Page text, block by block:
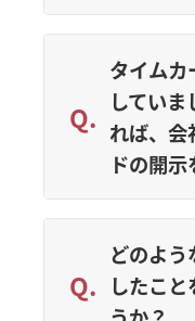
タイムカ
してい
れば、会
ドの開
どのよ
したこ